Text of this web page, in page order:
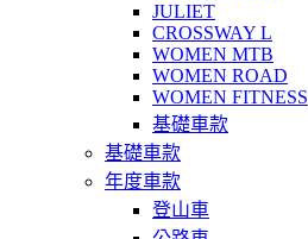
JULIET
CROSSWAY L
WOMEN MTB
WOMEN ROAD
WOMEN FITNESS
基礎車款
基礎車款
年度車款
登山車